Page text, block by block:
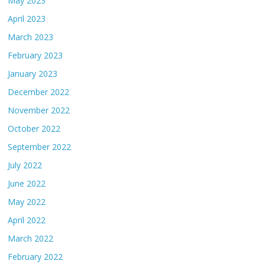
April 2023
March 2023
February 2023
January 2023
December 2022
November 2022
October 2022
September 2022
July 2022
June 2022
May 2022
April 2022
March 2022
February 2022